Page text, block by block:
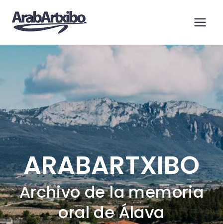
contenido
ARABARTXIBO
Archivo de la memoria
oral de Álava